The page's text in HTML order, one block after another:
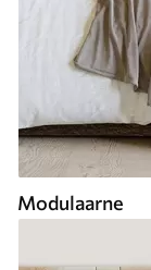
Modulaarne